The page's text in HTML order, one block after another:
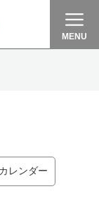
MENU
レンダー